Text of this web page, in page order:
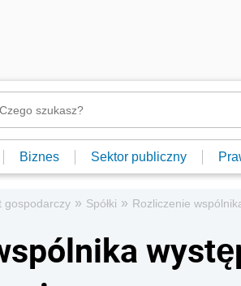
Biznes Sektor publiczny
gospodarczy » Spółki » Rozliczenie